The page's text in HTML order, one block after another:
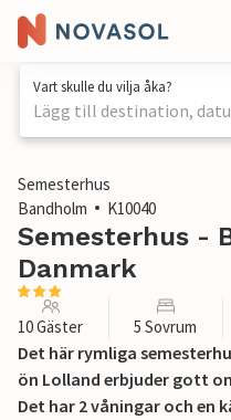
Vart skulle du vilja åka?
Lägg till destination,
1 / 17
Semesterhus
Bandholm
K10040
Semesterhus -
Danmark
10 Gäster 5 Sovrum
Det här rymliga
ön Lolland erbjuder gott
Det har 2 våningar och en